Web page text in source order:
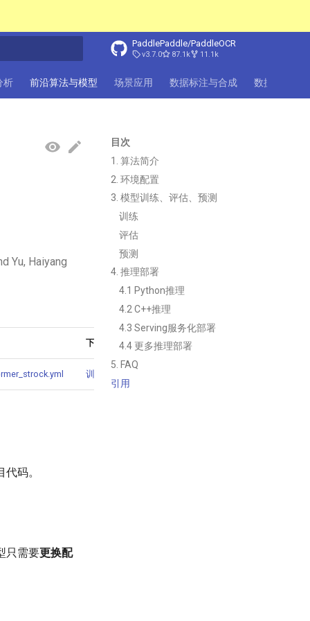
PaddlePaddle/PaddleOCR
v3.7.0 87.1k 11.1k
析 前沿算法与模型 场景应用 数据标注与合成 数据集
目次
1. 算法简介
2. 环境配置
3. 模型训练、评估、预测
训练
评估
预测
4. 推理部署
4.1 Python推理
4.2 C++推理
4.3 Serving服务化部署
4.4 更多推理部署
5. FAQ
引用
Yu, Haiyang
下载链接
训练模型
代码。
只需要更换配